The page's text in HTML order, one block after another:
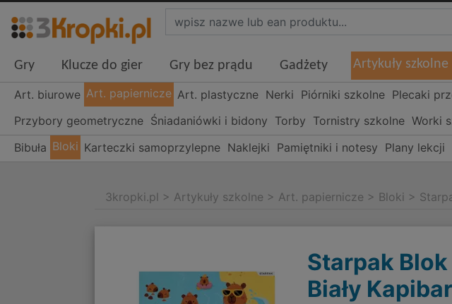
Gry Klucze do gier Gry bez prądu Gadżety Artykuły szkolne
Art. biurowe Art. papiernicze Art. plastyczne Nerki Piórniki szkolne Plecaki
Przybory geometryczne Śniadaniówki i bidony Torby Tornistry szkolne Worki
Bibuła Bloki Karteczki samoprzylepne Naklejki Pamiętniki i notesy Plany lekcji
3kropki.pl > Artykuły szkolne > Art. papiernicze > Bloki >
Starpak
Biały